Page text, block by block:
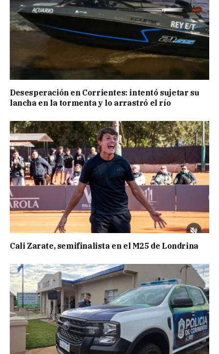
Desesperación en Corrientes: intentó sujetar su
lancha en la tormenta y lo arrastró el río
Cali Zarate, semifinalista en el M25 de Londrina